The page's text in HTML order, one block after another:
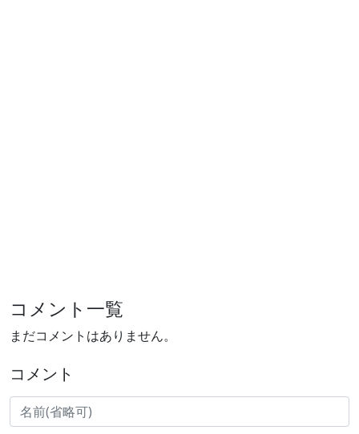
コメント一覧
まだコメントはありません。
コメント